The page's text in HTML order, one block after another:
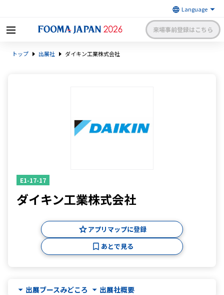
来場事前登録はこちら
級の食品製造総合展〜 | 一般社
日本食品機械工業会
トップ 出展社 ダイキン工業株式会社
E1-17-17
ダイキン工業株式会社
アプリマップに登録
あとで見る
出展ブースみどころ 出展社概要